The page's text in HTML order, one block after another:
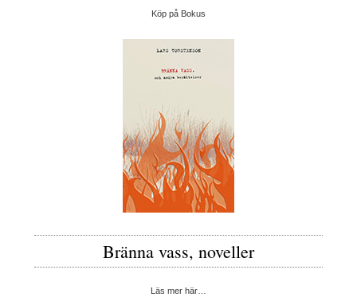
Köp på Bokus
Bränna vass, noveller
Läs mer här…